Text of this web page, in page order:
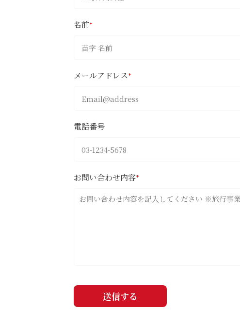
名前*
メールアドレス*
電話番号
お問い合わせ内容*
送信する